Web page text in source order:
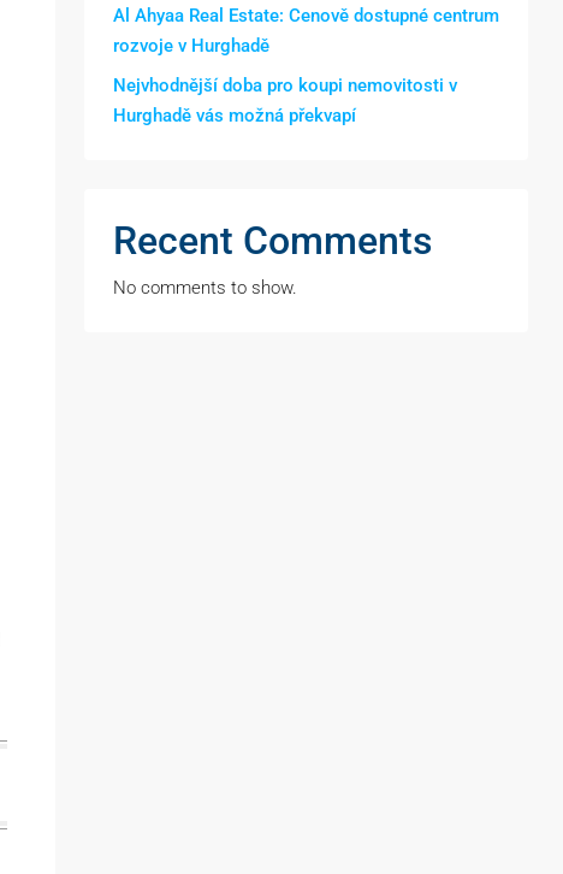
Al Ahyaa Real Estate: Cenově dostupné centrum
rozvoje v Hurghadě
Nejvhodnější doba pro koupi nemovitosti v
Hurghadě vás možná překvapí
Recent Comments
No comments to show.